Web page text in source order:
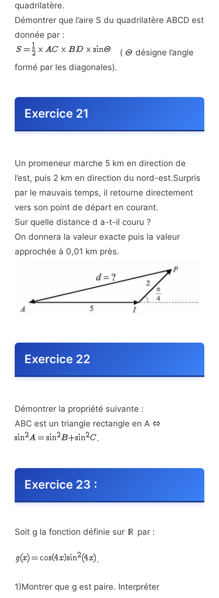
quadrilatère.
Démontrer que l’aire S du quadrilatère ABCD est
donnée par :
(
désigne l’angle
formé par les diagonales).
Exercice 21
Un promeneur marche 5 km en direction de
l’est, puis 2 km en direction du nord-est.Surpris
par le mauvais temps, il retourne directement
vers son point de départ en courant.
Sur quelle distance d a-t-il couru ?
On donnera la valeur exacte puis la valeur
approchée à 0,01 km près.
Exercice 22
Démontrer la propriété suivante :
ABC est un triangle rectangle en A
.
Exercice 23 :
Soit g la fonction définie sur par :
.
1)Montrer que g est paire. Interpréter